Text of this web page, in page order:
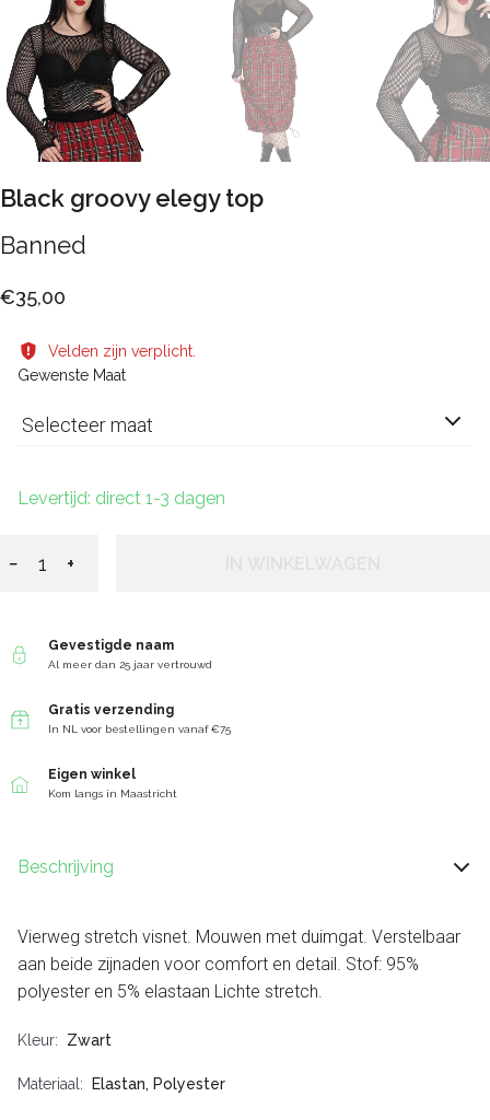
Black groovy elegy top
Banned
€35,00
Velden zijn verplicht.
Gewenste Maat
Selecteer maat
Levertijd: direct 1-3 dagen
− +
Gevestigde naam
Al meer dan 25 jaar vertrouwd
Gratis verzending
In NL voor bestellingen vanaf €75
Eigen winkel
Kom langs in Maastricht
Beschrijving
Vierweg stretch visnet. Mouwen met duimgat. Verstelbaar
aan beide zijnaden voor comfort en detail. Stof: 95%
polyester en 5% elastaan Lichte stretch.
Kleur Zwart
Materiaal Elastan, Polyester